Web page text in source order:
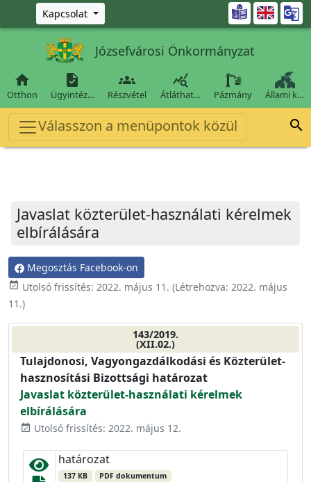
Ugrás a fő tartalomra
Kapcsolat 
Józsefvárosi Önkormányzat

Otthon

Ügyintéz…

Részvétel

Átláthat… Pázmány Állami k…
Válasszon a menüpontok közül 
Javaslat közterület-használati kérelmek
elbírálására
Megosztás Facebook-on
event_available Utolsó frissítés: 2022. május 11. (Létrehozva: 2022. május
11.)
143/2019.
(XII.02.)
Tulajdonosi, Vagyongazdálkodási és Közterület-
hasznosítási Bizottsági határozat
Javaslat közterület-használati kérelmek
elbírálására
event_available Utolsó frissítés: 2022. május 12.
határozat
137 KB PDF dokumentum